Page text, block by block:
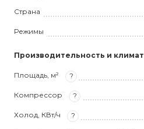
Страна
Режимы
Производительность и климат
Площадь, м² ?
Компрессор ?
Холод, КВт/ч ?